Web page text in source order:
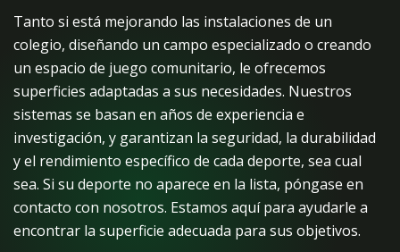
Tanto si está mejorando las instalaciones de un
colegio, diseñando un campo especializado o creando
un espacio de juego comunitario, le ofrecemos
superficies adaptadas a sus necesidades. Nuestros
sistemas se basan en años de experiencia e
investigación, y garantizan la seguridad, la durabilidad
y el rendimiento específico de cada deporte, sea cual
sea. Si su deporte no aparece en la lista, póngase en
contacto con nosotros. Estamos aquí para ayudarle a
encontrar la superficie adecuada para sus objetivos.